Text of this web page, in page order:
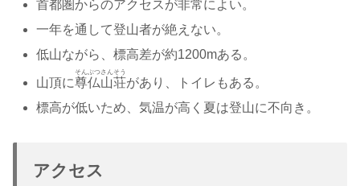
首都圏からのアクセスが非常によい。
一年を通して登山者が絶えない。
低山ながら、標高差が約1200mある。
山頂に尊仏山荘
そんぶつさんそう
があり、トイレもある。
標高が低いため、気温が高く夏は登山に不向き。
アクセス